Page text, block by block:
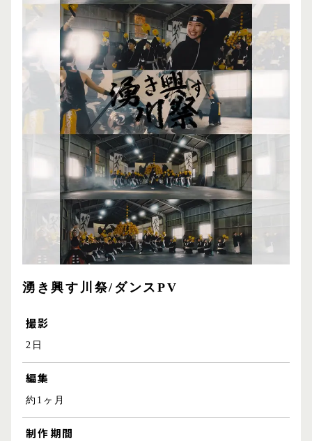
湧き興す川祭/ダンスPV
撮影
2日
編集
約1ヶ月
制作期間